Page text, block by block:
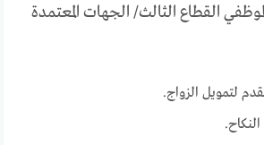
القطاع الثالث/ الجهات المعتمدة
لتمويل الزواج.